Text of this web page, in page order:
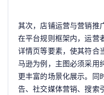
其次，店铺运营与营销推
在平台规则框架内，运营
详情页等要素，使其符合
马逊为例，主图必须采用
更丰富的场景化展示。同
告、社交媒体营销、搜索